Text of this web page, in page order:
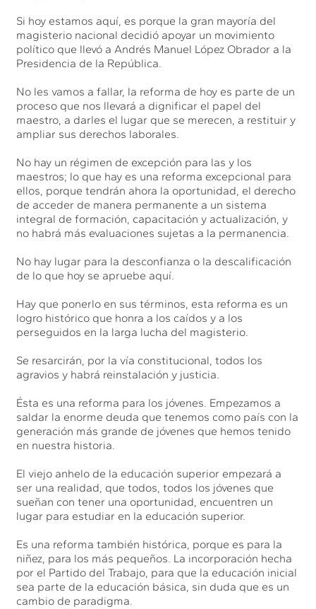
Si hoy estamos aquí, es porque la gran mayoría del
magisterio nacional decidió apoyar un movimiento
político que llevó a Andrés Manuel López Obrador a la
Presidencia de la República.
No les vamos a fallar, la reforma de hoy es parte de un
proceso que nos llevará a dignificar el papel del
maestro, a darles el lugar que se merecen, a restituir y
ampliar sus derechos laborales.
No hay un régimen de excepción para las y los
maestros; lo que hay es una reforma excepcional para
ellos, porque tendrán ahora la oportunidad, el derecho
de acceder de manera permanente a un sistema
integral de formación, capacitación y actualización, y
no habrá más evaluaciones sujetas a la permanencia.
No hay lugar para la desconfianza o la descalificación
de lo que hoy se apruebe aquí.
Hay que ponerlo en sus términos, esta reforma es un
logro histórico que honra a los caídos y a los
perseguidos en la larga lucha del magisterio.
Se resarcirán, por la vía constitucional, todos los
agravios y habrá reinstalación y justicia.
Ésta es una reforma para los jóvenes. Empezamos a
saldar la enorme deuda que tenemos como país con la
generación más grande de jóvenes que hemos tenido
en nuestra historia.
El viejo anhelo de la educación superior empezará a
ser una realidad, que todos, todos los jóvenes que
sueñan con tener una oportunidad, encuentren un
lugar para estudiar en la educación superior.
Es una reforma también histórica, porque es para la
niñez, para los más pequeños. La incorporación hecha
por el Partido del Trabajo, para que la educación inicial
sea parte de la educación básica, sin duda que es un
cambio de paradigma.